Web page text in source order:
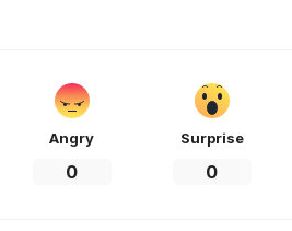
Angry
0
Surprise
0